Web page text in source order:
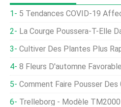
5 Tendances COVID-19 Affectant La
La Courge Poussera-T-Elle Dans Des Pots :comment
Cultiver Des Plantes Plus Rapidement -
8 Fleurs D'automne Favorables Aux
Comment Faire Pousser Des
Trelleborg - Modèle TM2000 - Pneus